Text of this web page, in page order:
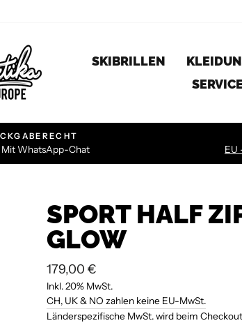
SKIBRILLEN
WhatsApp-Chat EU
SPORT HALF
GLOW
Normaler
Preis
179,00 €
Inkl. 20% MwSt.
CH, UK & NO zahlen keine EU-MwSt.
Länderspezifische MwSt. wird beim